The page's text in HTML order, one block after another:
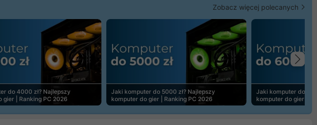
Zobacz więcej polecanych
do 4000 zł? Najlepszy
gier | Ranking PC 2026
Jaki komputer do 5000 zł? Najlepszy
komputer do gier | Ranking PC 2026
Jaki komputer do
komputer do gier |